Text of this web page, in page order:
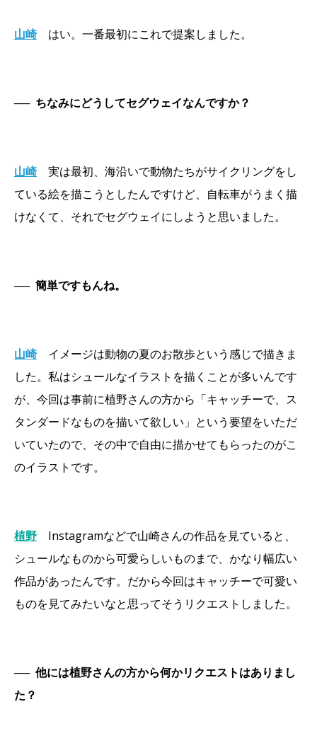
山崎 はい。一番最初にこれで提案しました。
── ちなみにどうしてセグウェイなんですか？
山崎
実は最初、海沿いで動物たちがサイクリングをし
ている絵を描こうとしたんですけど、自転車がうまく描
けなくて、それでセグウェイにしようと思いました。
── 簡単ですもんね。
山崎
イメージは動物の夏のお散歩という感じで描きま
した。私はシュールなイラストを描くことが多いんです
が、今回は事前に植野さんの方から「キャッチーで、ス
タンダードなものを描いて欲しい」という要望をいただ
いていたので、その中で自由に描かせてもらったのがこ
のイラストです。
植野
Instagramなどで山崎さんの作品を見ていると、
シュールなものから可愛らしいものまで、かなり幅広い
作品があったんです。だから今回はキャッチーで可愛い
ものを見てみたいなと思ってそうリクエストしました。
── 他には植野さんの方から何かリクエストはありまし
た？